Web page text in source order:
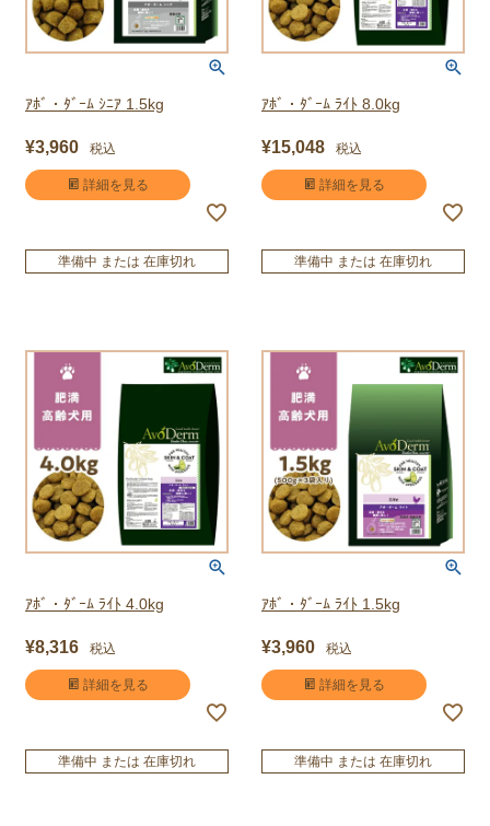
ｱﾎﾞ・ﾀﾞｰﾑ ｼﾆｱ 1.5kg
¥3,960 税込
詳細を見る
準備中 または 在庫切れ
ｱﾎﾞ・ﾀﾞｰﾑ ﾗｲﾄ 8.0kg
¥15,048 税込
詳細を見る
準備中 または 在庫切れ
ｱﾎﾞ・ﾀﾞｰﾑ ﾗｲﾄ 4.0kg
¥8,316 税込
詳細を見る
準備中 または 在庫切れ
ｱﾎﾞ・ﾀﾞｰﾑ ﾗｲﾄ 1.5kg
¥3,960 税込
詳細を見る
準備中 または 在庫切れ